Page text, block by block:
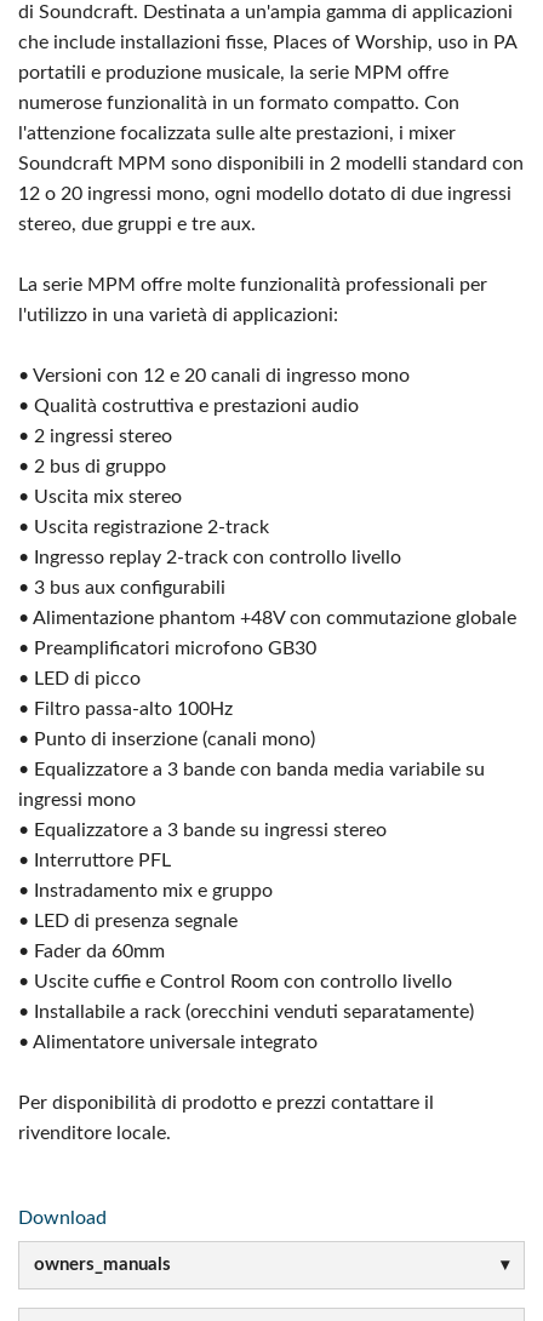
di Soundcraft. Destinata a un'ampia gamma di applicazioni
che include installazioni fisse, Places of Worship, uso in PA
portatili e produzione musicale, la serie MPM offre
numerose funzionalità in un formato compatto. Con
l'attenzione focalizzata sulle alte prestazioni, i mixer
Soundcraft MPM sono disponibili in 2 modelli standard con
12 o 20 ingressi mono, ogni modello dotato di due ingressi
stereo, due gruppi e tre aux.
La serie MPM offre molte funzionalità professionali per
l'utilizzo in una varietà di applicazioni:
• Versioni con 12 e 20 canali di ingresso mono
• Qualità costruttiva e prestazioni audio
• 2 ingressi stereo
• 2 bus di gruppo
• Uscita mix stereo
• Uscita registrazione 2-track
• Ingresso replay 2-track con controllo livello
• 3 bus aux configurabili
• Alimentazione phantom +48V con commutazione globale
• Preamplificatori microfono GB30
• LED di picco
• Filtro passa-alto 100Hz
• Punto di inserzione (canali mono)
• Equalizzatore a 3 bande con banda media variabile su
ingressi mono
• Equalizzatore a 3 bande su ingressi stereo
• Interruttore PFL
• Instradamento mix e gruppo
• LED di presenza segnale
• Fader da 60mm
• Uscite cuffie e Control Room con controllo livello
• Installabile a rack (orecchini venduti separatamente)
• Alimentatore universale integrato
Per disponibilità di prodotto e prezzi contattare il
rivenditore locale.
Download
owners_manuals